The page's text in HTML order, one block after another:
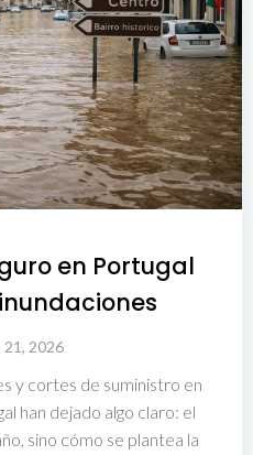
en Portugal
2026
y cortes de suministro en
han dejado algo claro: el
sino cómo se plantea la